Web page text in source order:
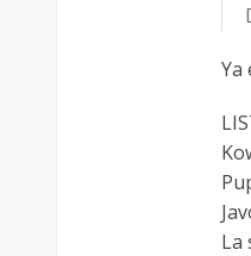
Ya
La